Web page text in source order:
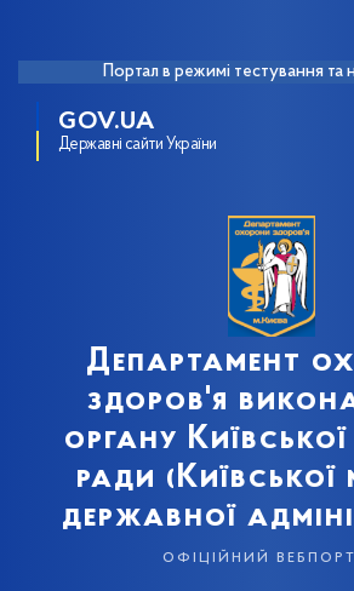
Портал в режимі тестування та
GOV.UA
Державні сайти України
Департамент
здоров'я
органу Київської
ради (Київської
державної
офіційний